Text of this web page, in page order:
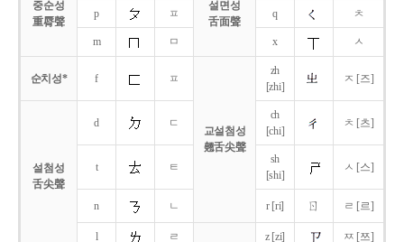
중순성
重脣聲
설면성
舌面聲
p ㅍ q ㅊ
m ㅁ x ㅅ
순치성* f ㅍ
교설첨성
翹舌尖聲
zh
[zhi]
ㅈ [즈]
설첨성
舌尖聲
d ㄷ
ch
[chi]
ㅊ [츠]
t ㅌ
sh
[shi]
ㅅ [스]
n ㄴ r [ri] ㄖ ㄹ [르]
l
ㄹ
z [zi] ㅉ [쯔]